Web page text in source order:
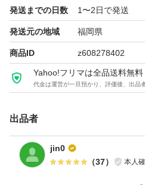
発送までの日数 1〜2日で発送
発送元の地域 福岡県
商品ID z608278402
Yahoo!フリマは全品送料無
代金は運営が一旦預かり、評価後、出品
出品者
jin0
（37） 本人